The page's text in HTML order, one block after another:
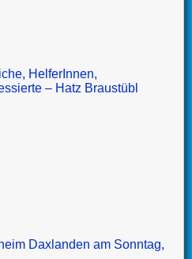
HelferInnen,
– Hatz Braustübl
Daxlanden am Sonntag,